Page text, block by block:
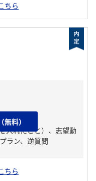
ちら
入れたこと）、志望動
ラン、逆質問
料）
ちら